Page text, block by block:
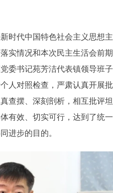
代中国特色社会主义思想主
实情况和本次民主生活会前期
委书记苑芳洁代表镇领导班子
人对照检查，严肃认真开展批
查摆、深刻剖析，相互批评坦
有效、切实可行，达到了统一
进步的目的。